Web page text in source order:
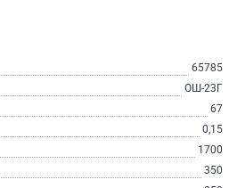
65785
ОШ-23Г
67
0,15
1700
350